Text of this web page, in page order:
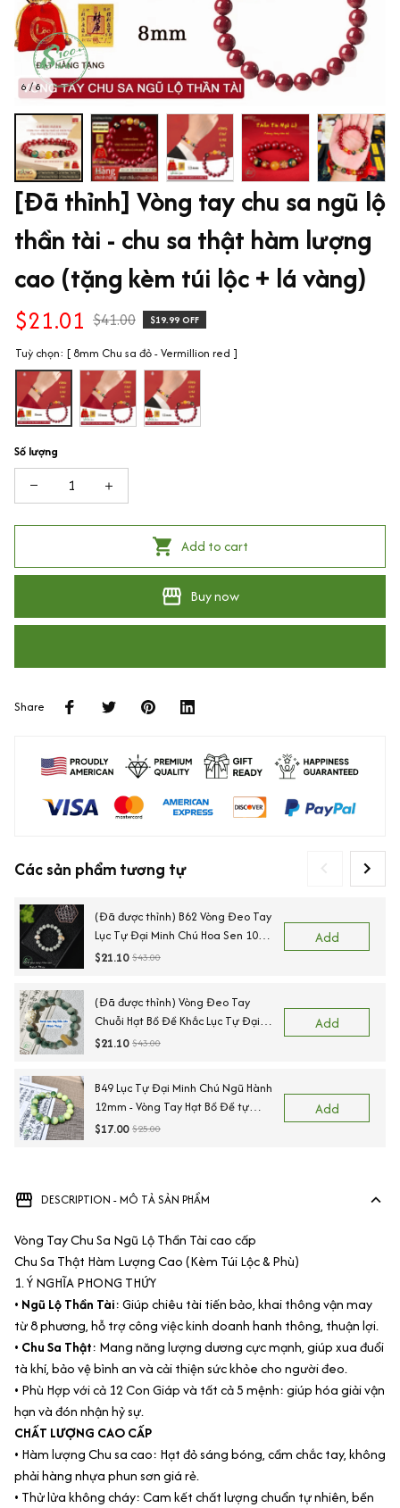
6 / 8
[Đã thỉnh] Vòng tay chu sa ngũ lộ
thần tài - chu sa thật hàm lượng
cao (tặng kèm túi lộc + lá vàng)
$21.01 $41.00 $19.99 OFF
Tuỳ chọn: [ 8mm Chu sa đỏ - Vermillion red ]
Số lượng
Add to cart
Buy now
Share
Các sản phẩm tương tự
(Đã được thỉnh) B62 Vòng Đeo Tay
Lục Tự Đại Minh Chú Hoa Sen 10
mm - Vòng Tay Hạt Bồ Đề - Tự
$21.10 $43.00
Add
(Đã được thỉnh) Vòng Đeo Tay
Chuỗi Hạt Bồ Đề Khắc Lục Tự Đại
Minh Chú (OM MANI)
$21.10 $43.00
Add
B49 Lục Tự Đại Minh Chú Ngũ Hành
12mm - Vòng Tay Hạt Bồ Đề tự
nhiên chạm khắc Lục Tự Đại Minh
$17.00 $25.00
Add
DESCRIPTION - MÔ TẢ SẢN PHẨM
Vòng Tay Chu Sa Ngũ Lộ Thần Tài cao cấp
Chu Sa Thật Hàm Lượng Cao (Kèm Túi Lộc & Phù)
1. Ý NGHĨA PHONG THỨY
• Ngũ Lộ Thần Tài: Giúp chiêu tài tiến bảo, khai thông vận may
từ 8 phương, hỗ trợ công việc kinh doanh hanh thông, thuận lợi.
• Chu Sa Thật: Mang năng lượng dương cực mạnh, giúp xua đuổi
tà khí, bảo vệ bình an và cải thiện sức khỏe cho người đeo.
• Phù Hợp với cả 12 Con Giáp và tất cả 5 mệnh: giúp hóa giải vận
hạn và đón nhận hỷ sự.
CHẤT LƯỢNG CAO CẤP
• Hàm lượng Chu sa cao: Hạt đỏ sáng bóng, cầm chắc tay, không
phải hàng nhựa phun sơn giá rẻ.
• Thử lửa không cháy: Cam kết chất lượng chuẩn tự nhiên, bền